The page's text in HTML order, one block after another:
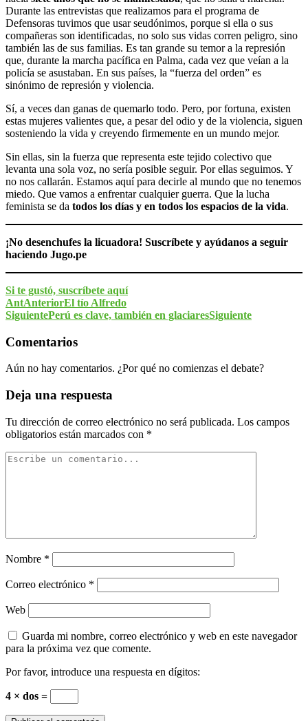
Durante las entrevistas que realizamos para el programa de
Defensoras tuvimos que usar seudónimos, porque si ella o sus
compañeras son identificadas, no solo sus vidas corren peligro, sino
también las de sus familias. Es tan grande su temor a la represión
que, durante la marcha pacífica en Palma, cada vez que veían a la
policía se asustaban. En sus países, la “fuerza del orden” es
sinónimo de represión y violencia.
Sí, a veces dan ganas de quemarlo todo. Pero, por fortuna, existen
estas mujeres valientes que, a pesar del odio y de la violencia, siguen
sosteniendo la vida y creyendo firmemente en un mundo mejor.
Sin ellas, sin la fuerza que representa este tejido colectivo que
levanta una sola voz, no sería posible seguir. Por ellas seguimos. Y
no nos callarán. Estamos aquí para decirle al mundo que no tenemos
miedo. Que vamos a enfrentar cualquier guerra. Que la lucha
feminista se da todos los días y en todos los espacios de la vida.
¡No desenchufes la licuadora! Suscríbete y ayúdanos a seguir
haciendo Jugo.pe
Si te gustó, suscríbete aquí
AntAnteriorEl tío Alfredo
SiguientePerú es clave, también en glaciaresSiguiente
Comentarios
Aún no hay comentarios. ¿Por qué no comienzas el debate?
Deja una respuesta
Tu dirección de correo electrónico no será publicada. Los campos
obligatorios están marcados con *
Nombre *
Correo electrónico *
Web
Guarda mi nombre, correo electrónico y web en este navegador
para la próxima vez que comente.
Por favor, introduce una respuesta en dígitos:
4 × dos =